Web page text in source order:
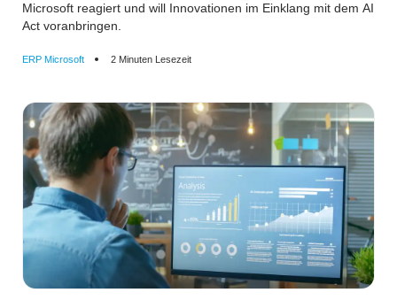
Microsoft reagiert und will Innovationen im Einklang mit dem AI
Act voranbringen.
ERP Microsoft 2 Minuten Lesezeit